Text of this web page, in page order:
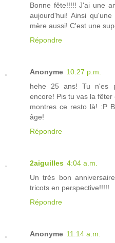
Bonne fête!!!!! J'ai une
aujourd'hui! Ainsi
mère aussi! C'est une
Répondre
Anonyme 10:27 p.m.
hehe 25 ans! Tu n'es
encore! Pis tu vas la
montres ce resto là! :P
âge!
Répondre
2aiguilles 4:04 a.m.
Un très bon
tricots en perspective!!!!!
Répondre
Anonyme 11:14 a.m.